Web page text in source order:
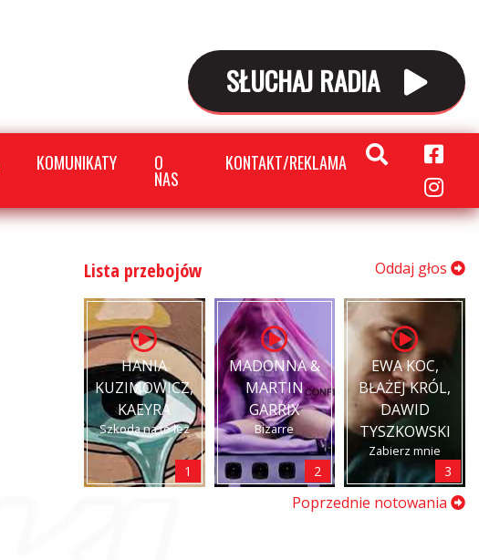
SŁUCHAJ RADIA
KOMUNIKATY O
NAS
KONTAKT/REKLAMA
Lista przebojów Oddaj głos
HANIA
KUZIMOWICZ,
KAEYRA
Szkoda na to łez
1
MADONNA &
MARTIN
GARRIX
Bizarre
2
EWA KOC,
BŁAŻEJ KRÓL,
DAWID
TYSZKOWSKI
Zabierz mnie
3
Poprzednie notowania